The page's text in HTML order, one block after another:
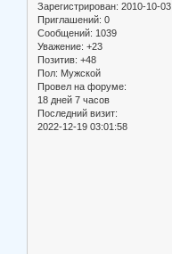
Зарегистрирован: 2010-10-03
Приглашений: 0
Сообщений: 1039
Уважение: +23
Позитив: +48
Пол: Мужской
Провел на форуме:
18 дней 7 часов
Последний визит:
2022-12-19 03:01:58